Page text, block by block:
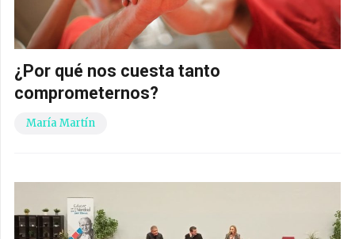
¿Por qué nos cuesta tanto
comprometernos?
María Martín